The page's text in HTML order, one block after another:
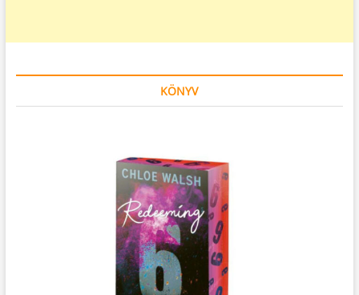
KÖNYV